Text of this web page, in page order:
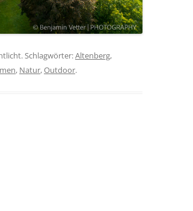
Schlagwörter:Altenberg,
, Natur,Outdoor.